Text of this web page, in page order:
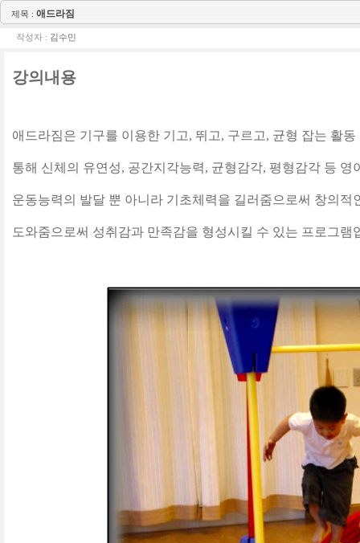
제목 : 애드라짐
작성자 : 김수민
강의내용
애드라짐은 기구를 이용한 기고, 뛰고, 구르고, 균형 잡는 활
통해 신체의 유연성, 공간지각능력, 균형감각, 평형감각 등 영
운동능력의 발달 뿐 아니라 기초체력을 길러줌으로써 창의적
도와줌으로써 성취감과 만족감을 형성시킬 수 있는 프로그램